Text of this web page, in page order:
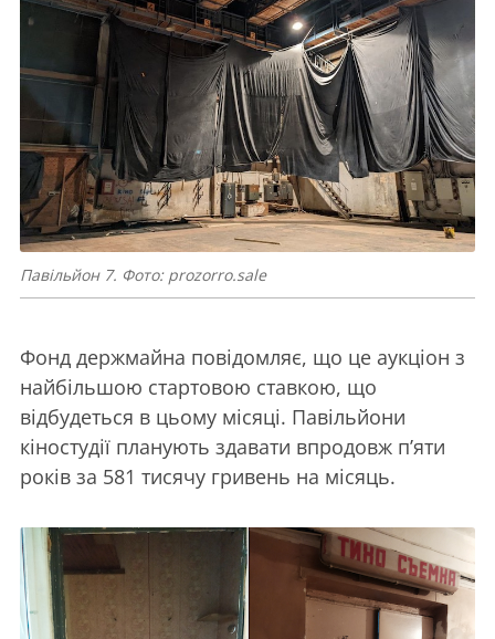
Павільйон 7. Фото: prozorro.sale
Фонд держмайна повідомляє, що це аукціон з
найбільшою стартовою ставкою, що
відбудеться в цьому місяці. Павільйони
кіностудії планують здавати впродовж п’яти
років за 581 тисячу гривень на місяць.